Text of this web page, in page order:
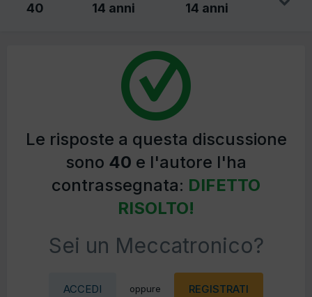
40 14 anni 14 anni
Le risposte a questa discussione
sono 40 e l'autore l'ha
contrassegnata: DIFETTO
RISOLTO!
Sei un Meccatronico?
ACCEDI oppure REGISTRATI